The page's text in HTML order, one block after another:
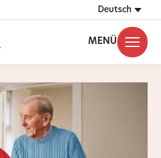
Deutsch
MENÜ